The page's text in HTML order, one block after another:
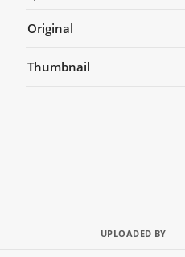
Original
Thumbnail
UPLOADED BY